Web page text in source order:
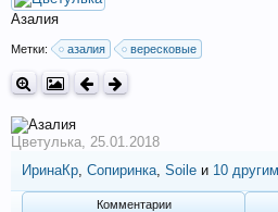
Азалия
Метки: азалия вересковые
Цветулька, 25.01.2018
ИринаКр, Сопиринка, Soile и 10 другим
Комментарии